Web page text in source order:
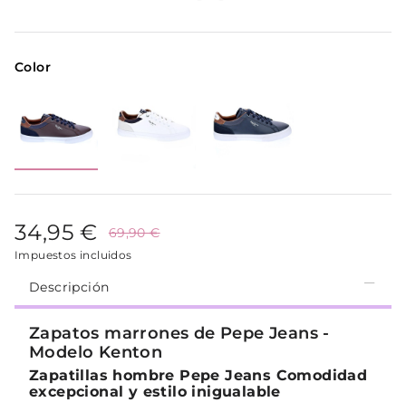
Color
34,95 € 69,90 €
Impuestos incluidos
Descripción
Zapatos marrones de Pepe Jeans -
Modelo Kenton
Zapatillas hombre Pepe Jeans Comodidad
excepcional y estilo inigualable